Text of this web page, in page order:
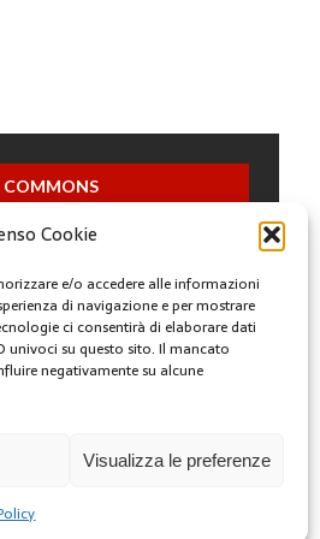
Cookie
e/o accedere alle informazioni
di navigazione e per mostrare
ci consentirà di elaborare dati
su questo sito. Il mancato
negativamente su alcune
Visualizza le preferenze
COMMONS
concessa in licenza con i termini
TWITTER INSTAGRAM